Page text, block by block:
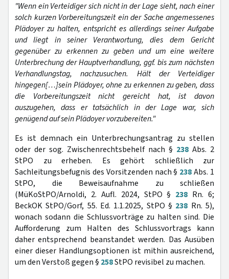
"Wenn ein Verteidiger sich nicht in der Lage sieht, nach einer
solch kurzen Vorbereitungszeit ein der Sache angemessenes
Plädoyer zu halten, entspricht es allerdings seiner Aufgabe
und liegt in seiner Verantwortung, dies dem Gericht
gegenüber zu erkennen zu geben und um eine weitere
Unterbrechung der Hauptverhandlung, ggf. bis zum nächsten
Verhandlungstag, nachzusuchen. Hält der Verteidiger
hingegen[…]sein Plädoyer, ohne zu erkennen zu geben, dass
die Vorbereitungszeit nicht gereicht hat, ist davon
auszugehen, dass er tatsächlich in der Lage war, sich
genügend auf sein Plädoyer vorzubereiten."
Es ist demnach ein Unterbrechungsantrag zu stellen
oder der sog. Zwischenrechtsbehelf nach § 238 Abs. 2
StPO zu erheben. Es gehört schließlich zur
Sachleitungsbefugnis des Vorsitzenden nach § 238Abs. 1
StPO, die Beweisaufnahme zu schließen
(MüKoStPO/Arnoldi, 2. Aufl. 2024, StPO § 238 Rn. 6;
BeckOK StPO/Gorf, 55. Ed. 1.1.2025, StPO § 238 Rn. 5),
wonach sodann die Schlussvorträge zu halten sind. Die
Aufforderung zum Halten des Schlussvortrags kann
daher entsprechend beanstandet werden. Das Ausüben
einer dieser Handlungsoptionen ist mithin ausreichend,
um den Verstoß gegen § 258StPO revisibel zu machen.